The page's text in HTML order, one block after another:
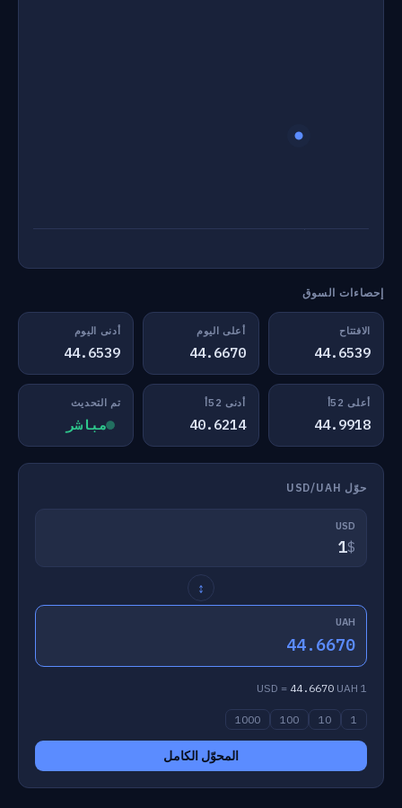
إحصاءات السوق
الافتتاح
44.6539
أعلى اليوم
44.6670
أدنى اليوم
44.6539
أعلى 52أ
44.9918
أدنى 52أ
40.6214
تم التحديث
مباشر
حوّل USD/UAH
USD
$
↕
UAH
44.6670
1 USD =
44.6670 UAH
1
10
100
1000
المحوّل الكامل